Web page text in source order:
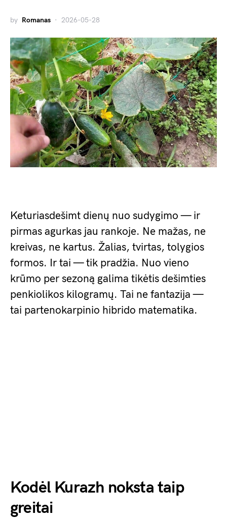
by Romanas 2026-05-28
Keturiasdešimt dienų nuo sudygimo — ir
pirmas agurkas jau rankoje. Ne mažas, ne
kreivas, ne kartus. Žalias, tvirtas, tolygios
formos. Ir tai — tik pradžia. Nuo vieno
krūmo per sezoną galima tikėtis dešimties
penkiolikos kilogramų. Tai ne fantazija —
tai partenokarpinio hibrido matematika.
Kodėl Kurazh noksta taip
greitai